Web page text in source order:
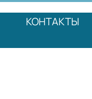
КОНТАКТЫ